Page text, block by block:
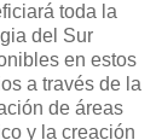
toda la
del Sur
en estos
a través de la
de áreas
y la creación